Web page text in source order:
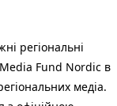
регіональні
Fund Nordic в
медіа.